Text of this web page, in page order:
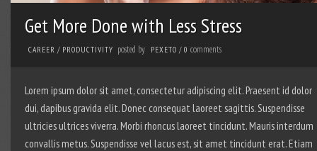
Get More Done with Less Stress
CAREER / PRODUCTIVITY posted by PEXETO / 0 comments
Lorem ipsum dolor sit amet, consectetur adipiscing elit. Praesent id dolor
dui, dapibus gravida elit. Donec consequat laoreet sagittis. Suspendisse
ultricies ultrices viverra. Morbi rhoncus laoreet tincidunt. Mauris interdum
convallis metus. Suspendisse vel lacus est, sit amet tincidunt erat. Etiam